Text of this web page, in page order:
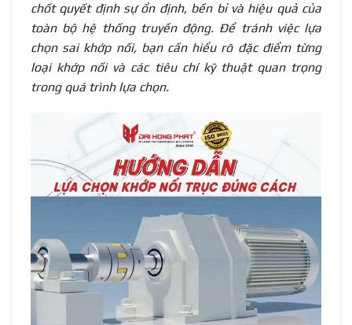
chốt quyết định sự ổn định, bền bỉ và hiệu quả của
toàn bộ hệ thống truyền động. Để tránh việc lựa
chọn sai khớp nối, bạn cần hiểu rõ đặc điểm từng
loại khớp nối và các tiêu chí kỹ thuật quan trọng
trong quá trình lựa chọn.